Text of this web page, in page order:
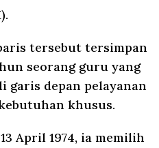
tersebut tersimpan
seorang guru yang
garis depan pelayanan
khusus.
April 1974, ia memilih